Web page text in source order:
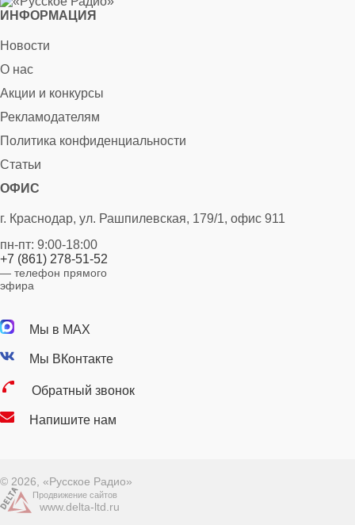
ИНФОРМАЦИЯ
Новости
О нас
Акции и конкурсы
Рекламодателям
Политика конфиденциальности
Статьи
ОФИС
г. Краснодар, ул. Рашпилевская, 179/1, офис 911
пн-пт: 9:00-18:00
+7 (861) 278-51-52
— телефон прямого
эфира
Мы в MAX
Мы ВКонтакте
Обратный звонок
Напишите нам
© 2026, «Русское Радио»
Продвижение сайтов
www.delta-ltd.ru